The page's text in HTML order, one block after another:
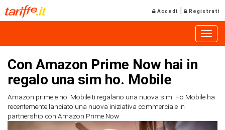
Accedi | Registrati
Con Amazon Prime Now hai in
regalo una sim ho. Mobile
Amazon prime e ho. Mobile ti regalano una nuova sim: Ho Mobile ha
recentemente lanciato una nuova iniziativa commerciale in
partnership con Amazon Prime Now